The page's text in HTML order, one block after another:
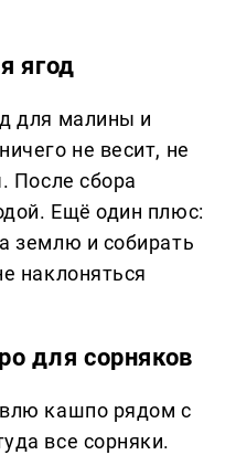
ягод
для малины и
не весит, не
После сбора
Ещё один плюс:
землю и собирать
наклоняться
для сорняков
кашпо рядом с
все сорняки.